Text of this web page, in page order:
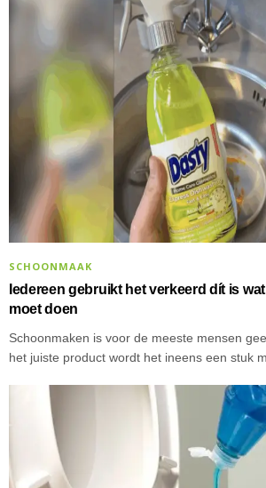
SCHOONMAAK
Iedereen gebruikt het verkeerd dít is
moet doen
Schoonmaken is voor de meeste mensen
het juiste product wordt het ineens een stuk